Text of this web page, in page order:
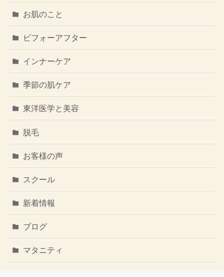
お肌のこと
ビフォーアフター
インナーケア
季節の肌ケア
東洋医学と美容
脱毛
お客様の声
スクール
新着情報
ブログ
マタニティ